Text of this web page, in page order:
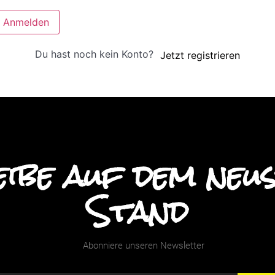
Anmelden
Du hast noch kein Konto? Jetzt registrieren
auf dem
Stand
Abonniere unseren Newsletter